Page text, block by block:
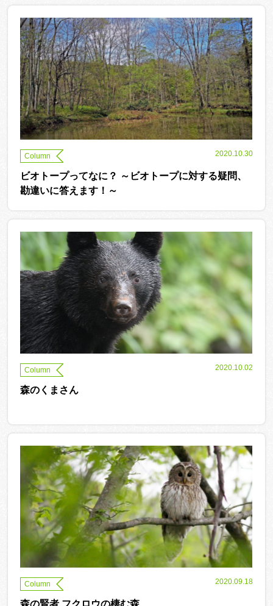
Column 2020.10.30
ビオトープってなに？ ～ビオトープに対する疑問、
勘違いに答えます！～
Column 2020.10.02
森のくまさん
Column 2020.09.18
森の賢者 フクロウの棲む森